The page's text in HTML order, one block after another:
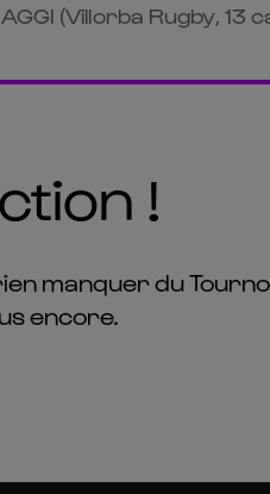
(Villorba Rugby, 13
!
manquer du
encore.